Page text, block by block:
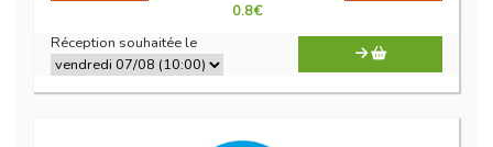
0.8€
Réception souhaitée le